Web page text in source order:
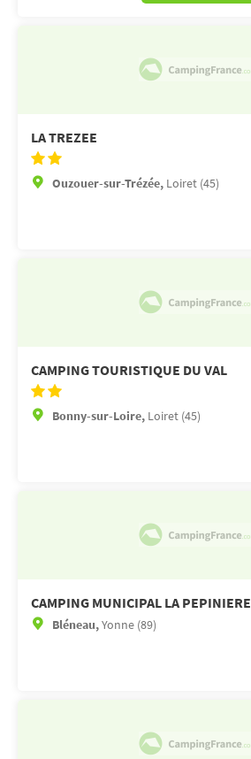
LA TREZEE
Ouzouer-sur-Trézée, Loiret (45)
CAMPING TOURISTIQUE DU VAL
Bonny-sur-Loire, Loiret (45)
CAMPING MUNICIPAL LA PEPINIERE
Bléneau,Yonne (89)